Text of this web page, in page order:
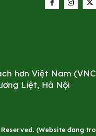
hơn Việt Nam
Liệt, Hà Nội
Reserved. (Website đang